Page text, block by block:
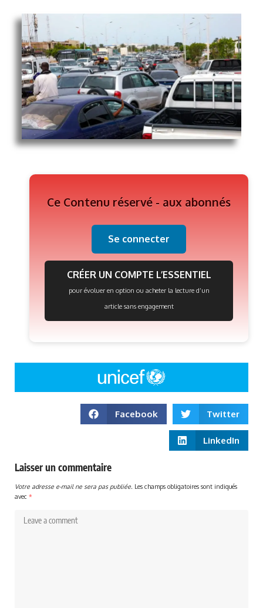
Ce Contenu réservé - aux abonnés
Se connecter
CRÉER UN COMPTE L’ESSENTIEL
pour évoluer en option ou acheter la lecture d’un
article sans engagement
Facebook Twitter
LinkedIn
Laisser un commentaire
Votre adresse e-mail ne sera pas publiée. Les champs obligatoires sont indiqués
avec *